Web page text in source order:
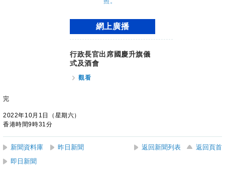
網上廣播
行政長官出席國慶升旗儀
式及酒會
觀看
完
2022年10月1日（星期六）
香港時間9時31分
新聞資料庫 昨日新聞 返回新聞列表
返回頁首
即日新聞